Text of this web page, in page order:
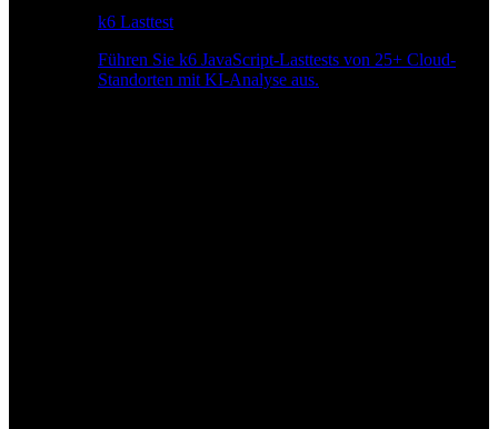
k6 Lasttest
Führen Sie k6 JavaScript-Lasttests von 25+ Cloud-
Standorten mit KI-Analyse aus.